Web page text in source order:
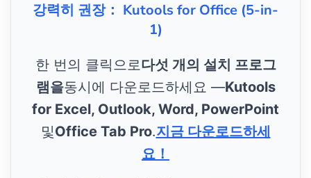
강력히 권장： Kutools for Office (5-in-
1)
한 번의 클릭으로다섯 개의 설치 프로그
램을동시에 다운로드하세요 —Kutools
for Excel, Outlook, Word, PowerPoint
및Office Tab Pro.지금 다운로드하세
요！